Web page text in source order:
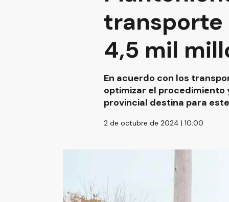
transporte
4,5 mil
En acuerdo con los
optimizar el procedimiento
provincial destina para
2 de octubre de 2024 | 10:00